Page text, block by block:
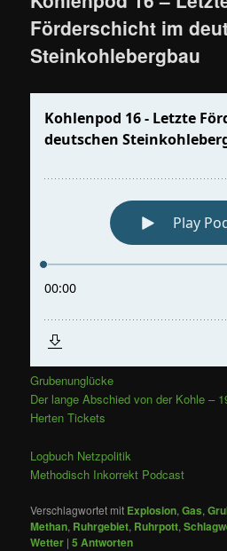
Förderschicht im
Steinkohlebergbau
Grubenunglücke
Der lange Abschied von der Kohle –
Herten Tickets
Logbuch Netzpolitik
Methodisch Inkorrekt Podcast
Verschlagwortet mit Explosion,Gas,
Methan, Ruhrgebiet, Ruhrpott,
Wetter |5 Antworten